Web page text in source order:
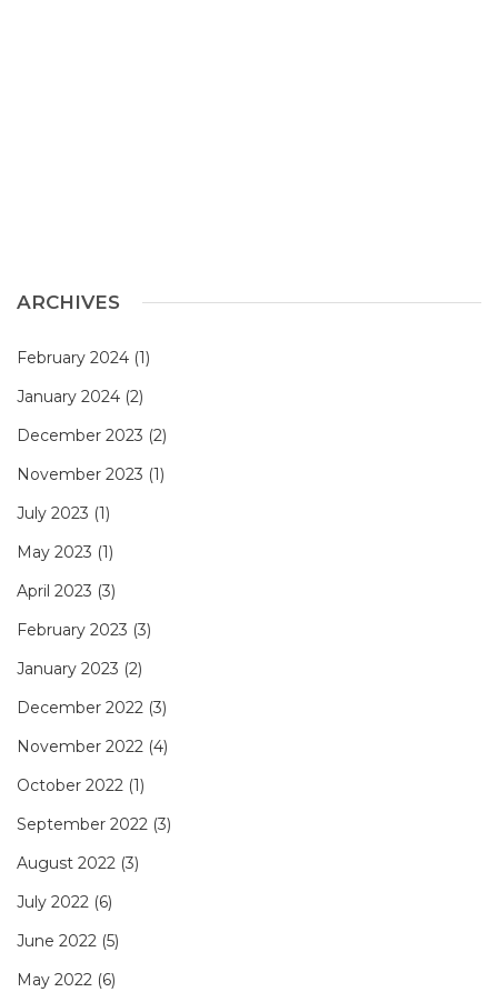
ARCHIVES
February 2024 (1)
January 2024 (2)
December 2023 (2)
November 2023 (1)
July 2023 (1)
May 2023 (1)
April 2023 (3)
February 2023 (3)
January 2023 (2)
December 2022 (3)
November 2022 (4)
October 2022 (1)
September 2022 (3)
August 2022 (3)
July 2022 (6)
June 2022 (5)
May 2022 (6)